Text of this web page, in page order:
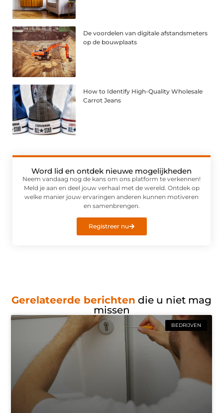
De voordelen van digitale afstandsmeters
op de bouwplaats
How to Identify High-Quality Wholesale
Carrot Jeans
Word lid en ontdek nieuwe mogelijkheden
Neem vandaag nog de kans om ons platform te verkennen!
Meld je aan en deel jouw verhaal met de wereld. Ontdek op
welke manier jouw ervaringen anderen kunnen motiveren
en samenbrengen.
Registreer nu
Gerelateerde berichten die u niet mag
missen
BEDRIJVEN